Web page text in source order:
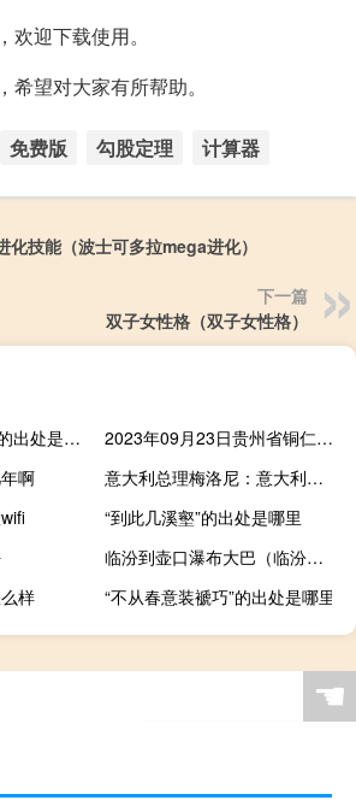
迎下载使用。
望对大家有所帮助。
免费版 勾股定理 计算器
技能（波士可多拉mega进化）
下一篇
双子女性格（双子女性格）
“君不见昔日蜀天子”的出处是哪里
2023年09月23日贵州省铜仁市疫情大数据-今日/今天疫情全网搜索最新实时消息动态情况通知播报
啊
意大利总理梅洛尼：意大利用于气候事务的资金中约70%（约30亿欧元）将用于非洲
“到此几溪壑”的出处是哪里
临汾到壶口瀑布大巴（临汾到壶口瀑布）
样
“不从春意装褫巧”的出处是哪里
☚